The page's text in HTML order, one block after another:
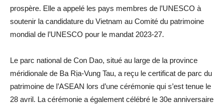
prospère. Elle a appelé les pays membres de l’UNESCO à
soutenir la candidature du Vietnam au Comité du patrimoine
mondial de l’UNESCO pour le mandat 2023-27.
Le parc national de Con Dao, situé au large de la province
méridionale de Ba Rịa-Vung Tau, a reçu le certificat de parc du
patrimoine de l’ASEAN lors d’une cérémonie qui s’est tenue le
28 avril. La cérémonie a également célébré le 30e anniversaire